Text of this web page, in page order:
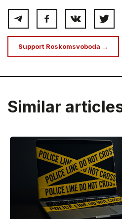
Support Roskomsvoboda →
Similar